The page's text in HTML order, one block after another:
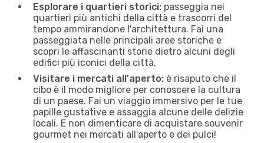
Esplorare i quartieri storici: passeggia nei
quartieri più antichi della città e trascorri del
tempo ammirandone l'architettura. Fai una
passeggiata nelle principali aree storiche e
scopri le affascinanti storie dietro alcuni degli
edifici più iconici della città.
Visitare i mercati all'aperto: è risaputo che il
cibo è il modo migliore per conoscere la cultura
di un paese. Fai un viaggio immersivo per le tue
papille gustative e assaggia alcune delle delizie
locali. E non dimenticare di acquistare souvenir
gourmet nei mercati all'aperto e dei pulci!